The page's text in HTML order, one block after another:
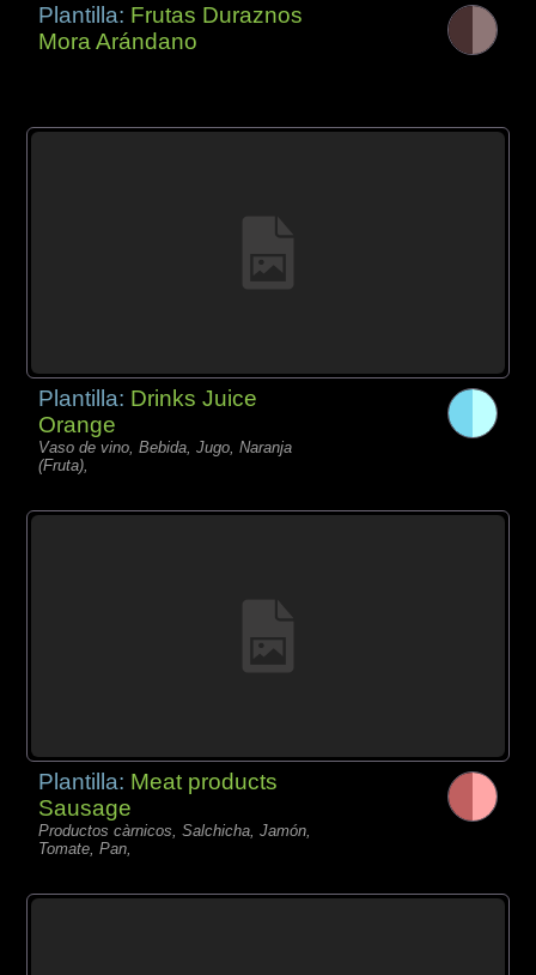
Plantilla: Frutas Duraznos
Mora Arándano
Plantilla: Drinks Juice
Orange
Vaso de vino, Bebida, Jugo, Naranja
(Fruta),
Plantilla: Meat products
Sausage
Productos càrnicos, Salchicha, Jamón,
Tomate, Pan,